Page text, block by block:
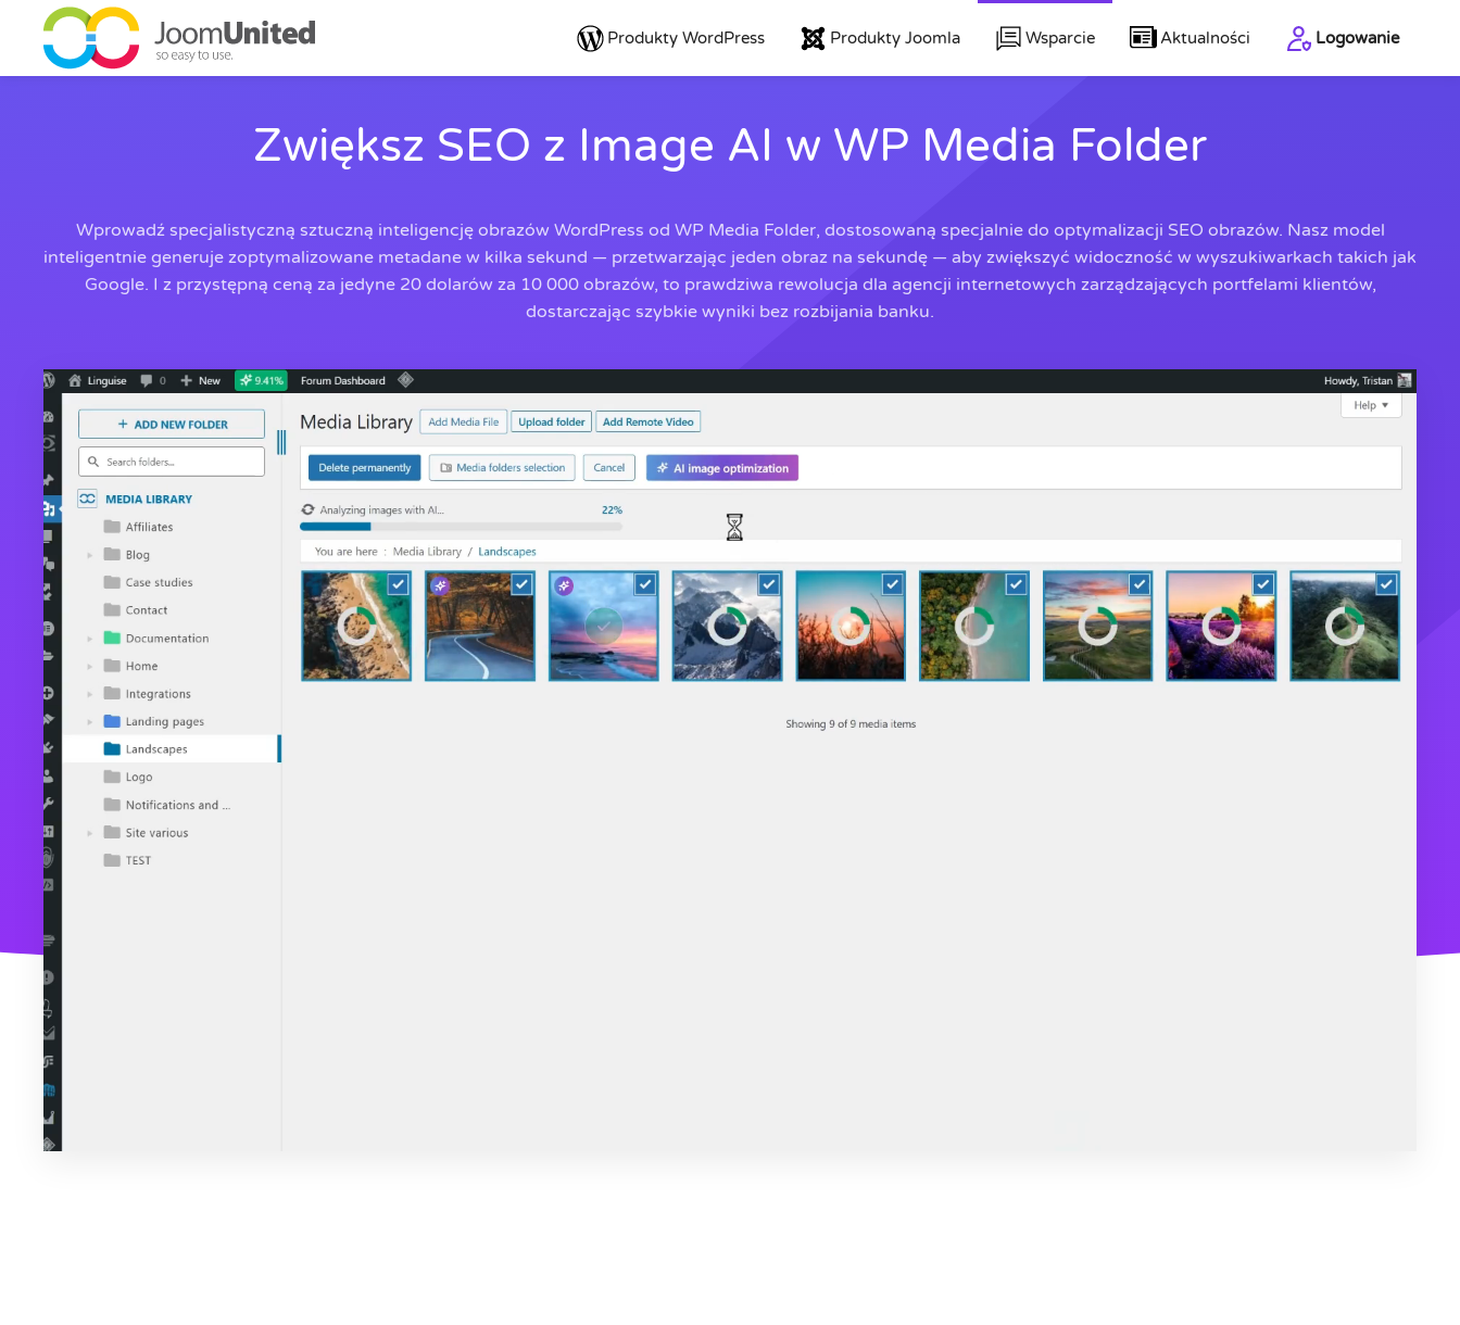
Przejdź do głównej zawartości
Produkty WordPress Produkty Joomla Wsparcie Aktualności Logowanie
Zwiększ SEO z Image AI w WP Media Folder
Wprowadź specjalistyczną sztuczną inteligencję obrazów WordPress od WP Media Folder, dostosowaną specjalnie do optymalizacji SEO obrazów. Nasz model
inteligentnie generuje zoptymalizowane metadane w kilka sekund — przetwarzając jeden obraz na sekundę — aby zwiększyć widoczność w wyszukiwarkach takich jak
Google. I z przystępną ceną za jedyne 20 dolarów za 10 000 obrazów, to prawdziwa rewolucja dla agencji internetowych zarządzających portfelami klientów,
dostarczając szybkie wyniki bez rozbijania banku.